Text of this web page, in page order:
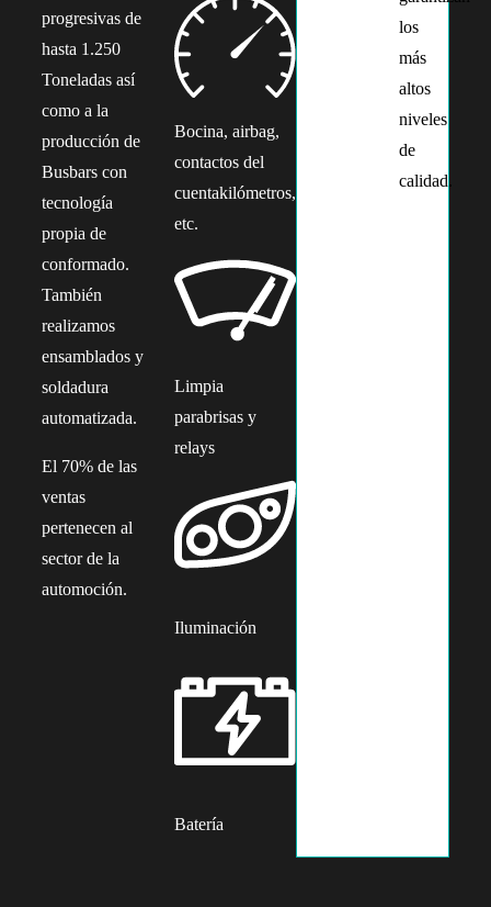
progresivas de
hasta 1.250
Toneladas así
como a la
producción de
Busbars con
tecnología
propia de
conformado.
También
realizamos
ensamblados y
soldadura
automatizada.
El 70% de las
ventas
pertenecen al
sector de la
automoción.
Bocina, airbag,
contactos del
cuentakilómetros,
etc.
Limpia
parabrisas y
relays
Iluminación
Batería
los
más
altos
niveles
de
calidad.